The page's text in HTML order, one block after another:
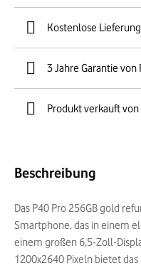
Kostenlose Lieferung
3 Jahre Garantie
Produkt verkauft
Beschreibung
Das P40 Pro 256GB gold
Smartphone, das in einem
einem großen 6,5-Zoll-
1200x2640 Pixeln bietet